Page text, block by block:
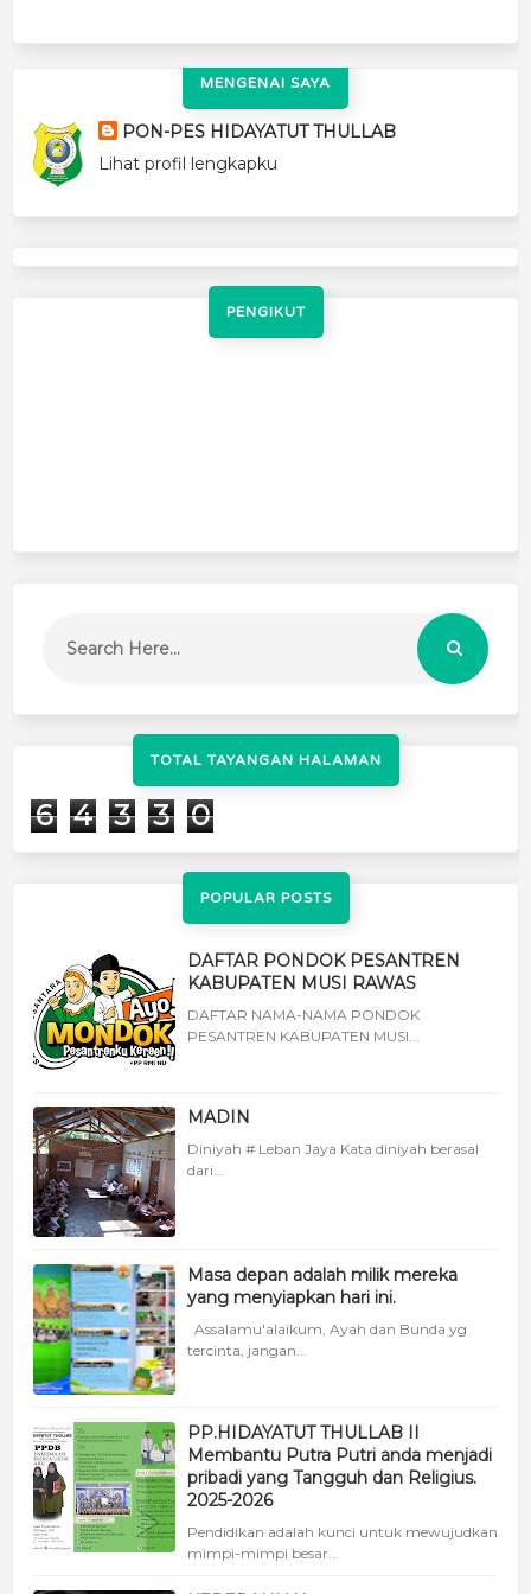
MENGENAI SAYA
PON-PES HIDAYATUT THULLAB
Lihat profil lengkapku
PENGIKUT
TOTAL TAYANGAN HALAMAN
6 4 3 3 0
POPULAR POSTS
DAFTAR PONDOK PESANTREN
KABUPATEN MUSI RAWAS
DAFTAR NAMA-NAMA PONDOK
PESANTREN KABUPATEN MUSI...
MADIN
Diniyah # Leban Jaya Kata diniyah berasal
dari...
Masa depan adalah milik mereka
yang menyiapkan hari ini.
Assalamu'alaikum, Ayah dan Bunda yg
tercinta, jangan...
PP.HIDAYATUT THULLAB II
Membantu Putra Putri anda menjadi
pribadi yang Tangguh dan Religius.
2025-2026
Pendidikan adalah kunci untuk mewujudkan
mimpi-mimpi besar...